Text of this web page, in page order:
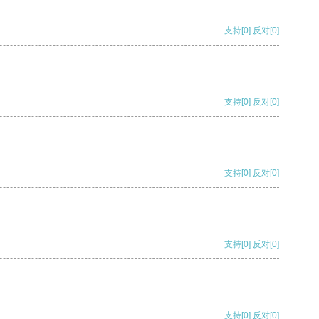
支持[0] 反对[0]
支持[0] 反对[0]
支持[0] 反对[0]
支持[0] 反对[0]
支持[0] 反对[0]